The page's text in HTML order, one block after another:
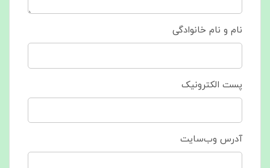
نام و نام خانوادگی
پست الکترونیک
آدرس وب‌سایت